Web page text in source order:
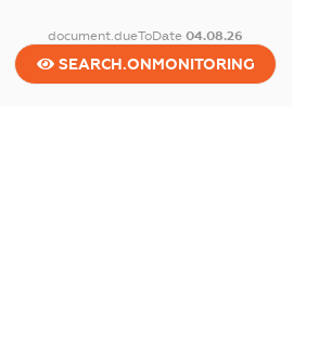
document.dueToDate04.08.26
SEARCH.ONMONITORING